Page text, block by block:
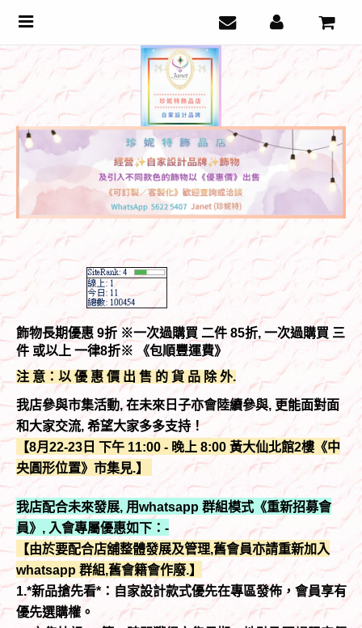
飾物長期優惠 9折 ※一次過購買 二件 85折, 一次過購買 三
件 或以上 一律8折※ 《包順豐運費》
注 意：以 優 惠 價 出 售 的 貨 品 除 外.
我店參與市集活動, 在未來日子亦會陸續參與, 更能面對面
和大家交流, 希望大家多多支持！
【8月22-23日 下午 11:00 - 晚上 8:00 黃大仙北館2樓《中
央圓形位置》市集見.】
我店配合未來發展, 用whatsapp 群組模式《重新招募會
員》, 入會專屬優惠如下：-
【由於要配合店舖整體發展及管理,舊會員亦請重新加入
whatsapp 群組,舊會籍會作廢.】
1.*新品搶先看*：自家設計款式優先在專區發佈，會員享有
優先選購權。
Toggle